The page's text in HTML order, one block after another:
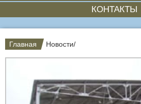
КОНТАКТЫ
Главная Новости/